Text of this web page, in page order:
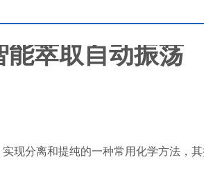
能萃取自动振荡
现分离和提纯的一种常用化学方法，